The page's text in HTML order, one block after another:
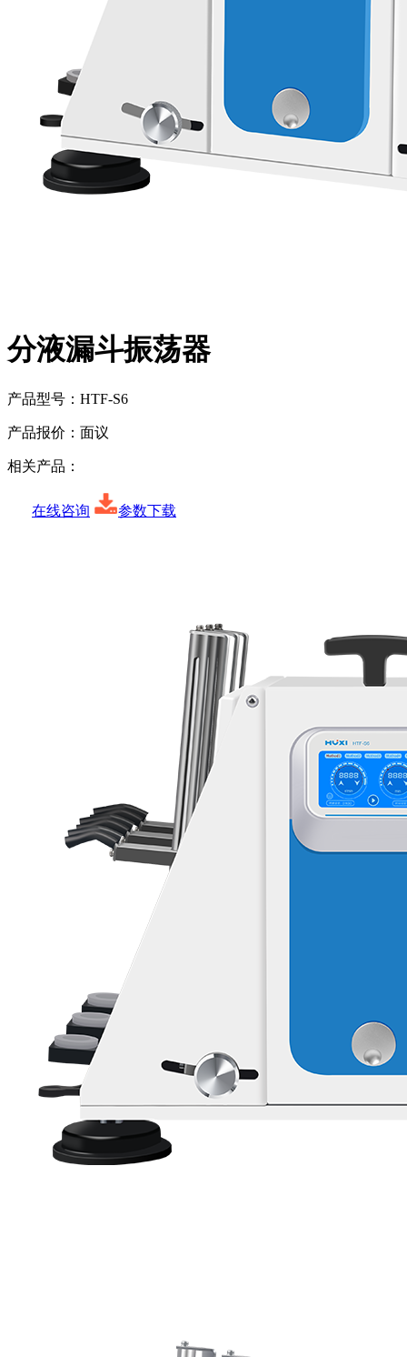
分液漏斗振荡器
产品型号： HTF-S6
产品报价： 面议
相关产品：
在线咨询 参数下载